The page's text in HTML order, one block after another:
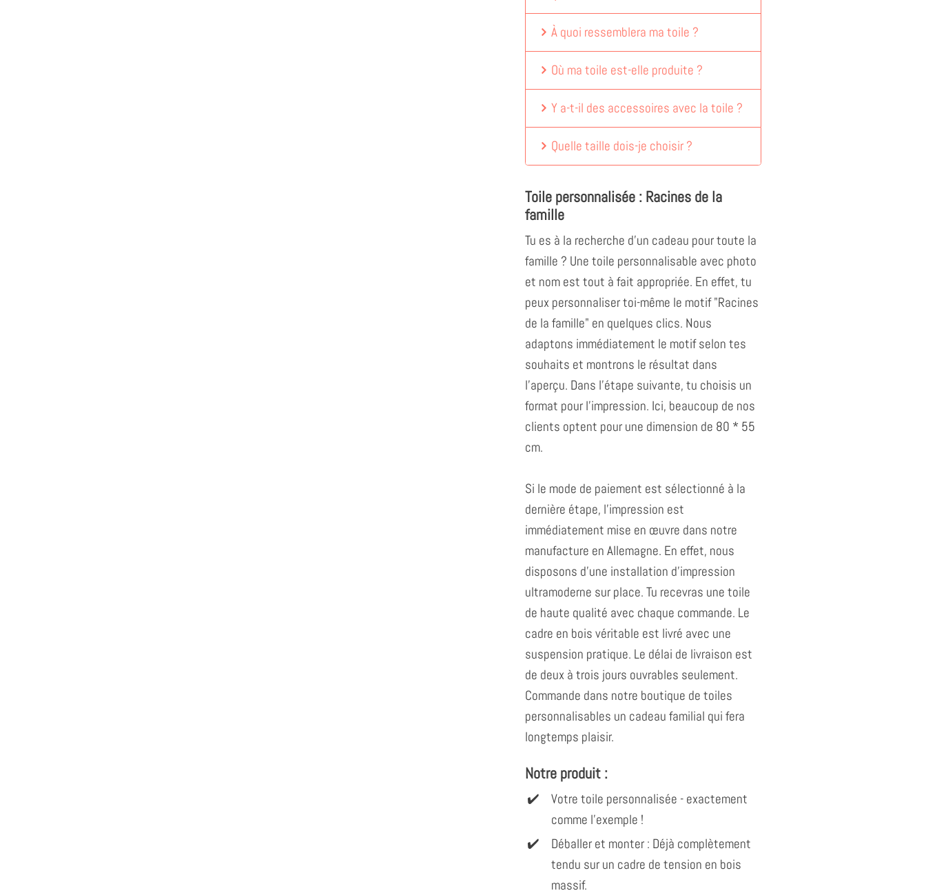
À quoi ressemblera ma toile ?
Où ma toile est-elle produite ?
Y a-t-il des accessoires avec la toile ?
Quelle taille dois-je choisir ?
Toile personnalisée : Racines de la
famille
Tu es à la recherche d'un cadeau pour toute la
famille ? Une toile personnalisable avec photo
et nom est tout à fait appropriée. En effet, tu
peux personnaliser toi-même le motif "Racines
de la famille" en quelques clics. Nous
adaptons immédiatement le motif selon tes
souhaits et montrons le résultat dans
l'aperçu. Dans l'étape suivante, tu choisis un
format pour l'impression. Ici, beaucoup de nos
clients optent pour une dimension de 80 * 55
cm.
Si le mode de paiement est sélectionné à la
dernière étape, l'impression est
immédiatement mise en œuvre dans notre
manufacture en Allemagne. En effet, nous
disposons d'une installation d'impression
ultramoderne sur place. Tu recevras une toile
de haute qualité avec chaque commande. Le
cadre en bois véritable est livré avec une
suspension pratique. Le délai de livraison est
de deux à trois jours ouvrables seulement.
Commande dans notre boutique de toiles
personnalisables un cadeau familial qui fera
longtemps plaisir.
Notre produit :
Votre toile personnalisée - exactement
comme l'exemple !
Déballer et monter : Déjà complètement
tendu sur un cadre de tension en bois
massif.